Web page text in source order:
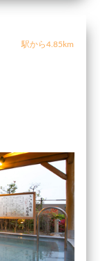
駅から4.85km